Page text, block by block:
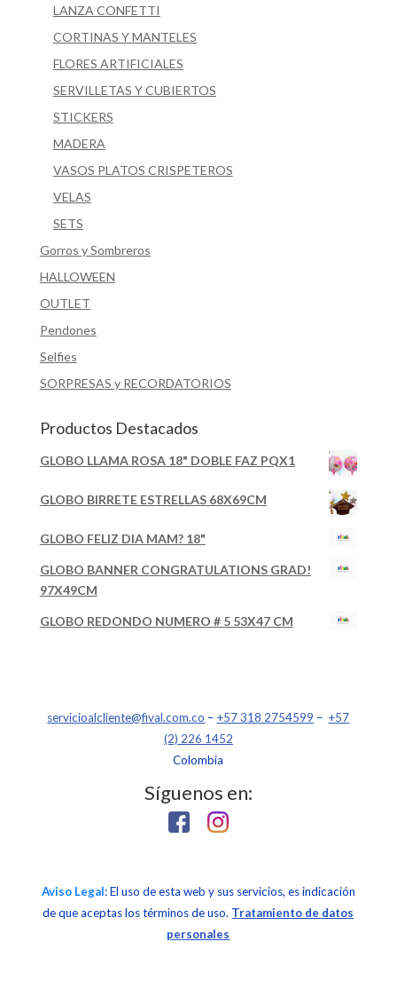
LANZA CONFETTI
CORTINAS Y MANTELES
FLORES ARTIFICIALES
SERVILLETAS Y CUBIERTOS
STICKERS
MADERA
VASOS PLATOS CRISPETEROS
VELAS
SETS
Gorros y Sombreros
HALLOWEEN
OUTLET
Pendones
Selfies
SORPRESAS y RECORDATORIOS
Productos Destacados
GLOBO LLAMA ROSA 18" DOBLE FAZ PQX1
GLOBO BIRRETE ESTRELLAS 68X69CM
GLOBO FELIZ DIA MAM? 18"
GLOBO BANNER CONGRATULATIONS GRAD!
97X49CM
GLOBO REDONDO NUMERO # 5 53X47 CM
servicioalcliente@fival.com.co – +57 318 2754599 – +57
(2) 226 1452
Colombia
Síguenos en:
Aviso Legal: El uso de esta web y sus servicios, es indicación
de que aceptas los términos de uso. Tratamiento de datos
personales